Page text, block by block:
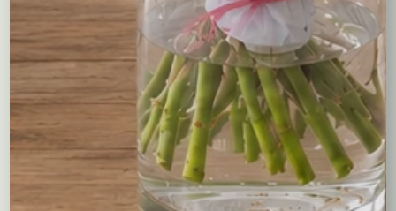
Kosze kwiatowe
Balony
Tulipany
Kosze upominkowe
Wianki na wieczory panieńskie i nie tylko…
Wielkanoc
Wieńce i wiązanki pogrzebowe
Dekoracje na groby
Torty kwiatowe